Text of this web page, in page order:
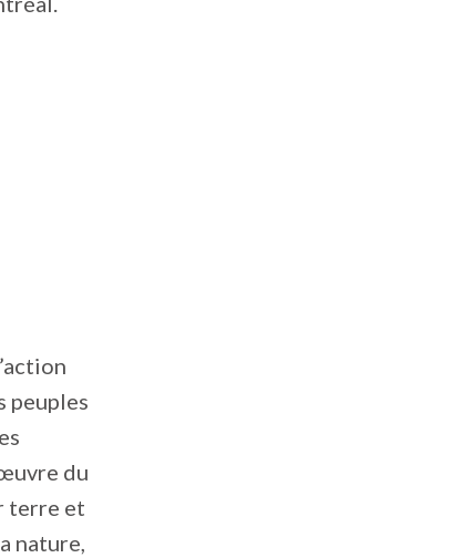
peuples
du
terre et
nature,